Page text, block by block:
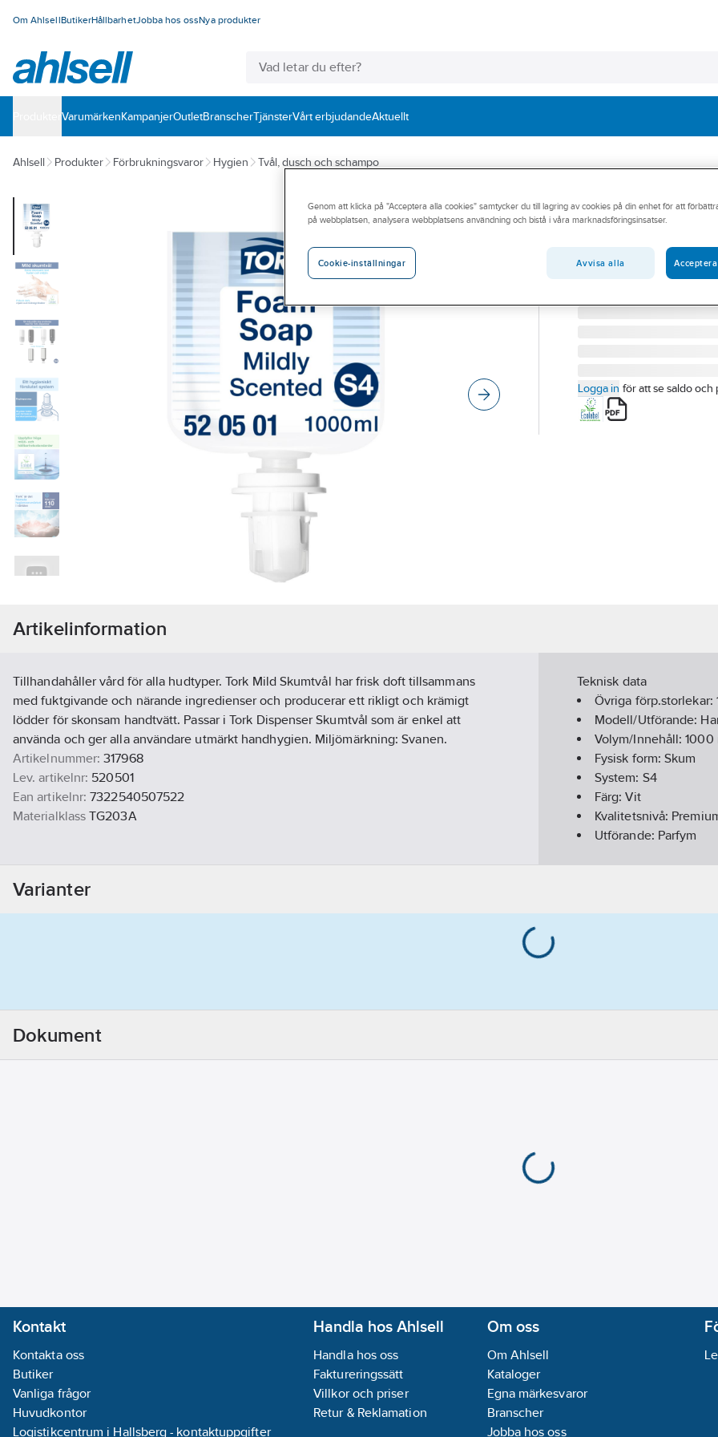
Om AhlsellButikerHållbarhetJobba hos ossNya produkter
VarumärkenKampanjerOutletBranscherTjänsterVårt erbjudandeAktuellt
Ahlsell Produkter Förbrukningsvaror Hygien Tvål, dusch och schampo
TORK
Skumtvål Tork
SKUMTVÅL TORK
Artikelnummer:
317968
520501
Logga in för att se saldo och
Artikelinformation
Tillhandahåller vård för alla hudtyper. Tork Mild Skumtvål har frisk doft tillsammans
med fuktgivande och närande ingredienser och producerar ett rikligt och krämigt
lödder för skonsam handtvätt. Passar i Tork Dispenser Skumtvål som är enkel att
använda och ger alla användare utmärkt handhygien. Miljömärkning: Svanen.
Artikelnummer: 317968
Lev. artikelnr: 520501
Ean artikelnr: 7322540507522
Materialklass TG203A
Teknisk data
Övriga förp.storlekar:
Modell/Utförande:
Volym/Innehåll:1000
Fysisk form:Skum
System: S4
Färg:Vit
Kvalitetsnivå:
Utförande: Parfym
Varianter
Dokument
Kontakt
Kontakta oss
Butiker
Vanliga frågor
Huvudkontor
Logistikcentrum i Hallsberg - kontaktuppgifter
Handla hos Ahlsell
Handla hos oss
Faktureringssätt
Villkor och priser
Retur & Reklamation
Om oss
Om Ahlsell
Kataloger
Egna märkesvaror
Branscher
Jobba hos oss
Genom att klicka på "Acceptera alla cookies" samtycker du till lagring av cookies på din enhet för att
på webbplatsen, analysera webbplatsens användning och bistå i våra marknadsföringsinsatser.
Cookie-inställningar Avvisa alla